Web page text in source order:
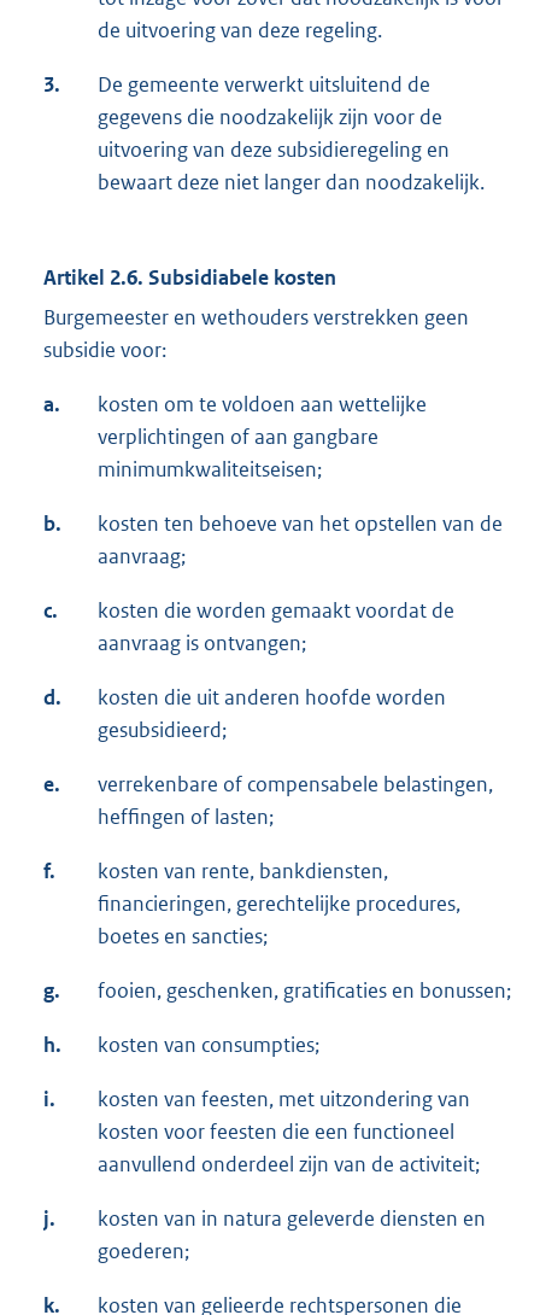
de uitvoering van deze regeling.
3.
De gemeente verwerkt uitsluitend de
gegevens die noodzakelijk zijn voor de
uitvoering van deze subsidieregeling en
bewaart deze niet langer dan noodzakelijk.
Artikel 2.6. Subsidiabele kosten
Burgemeester en wethouders verstrekken geen
subsidie voor:
a.
kosten om te voldoen aan wettelijke
verplichtingen of aan gangbare
minimumkwaliteitseisen;
b.
kosten ten behoeve van het opstellen van de
aanvraag;
c.
kosten die worden gemaakt voordat de
aanvraag is ontvangen;
d.
kosten die uit anderen hoofde worden
gesubsidieerd;
e.
verrekenbare of compensabele belastingen,
heffingen of lasten;
f.
kosten van rente, bankdiensten,
financieringen, gerechtelijke procedures,
boetes en sancties;
g. fooien, geschenken, gratificaties en bonussen;
h. kosten van consumpties;
i.
kosten van feesten, met uitzondering van
kosten voor feesten die een functioneel
aanvullend onderdeel zijn van de activiteit;
j.
kosten van in natura geleverde diensten en
goederen;
k.
kosten van gelieerde rechtspersonen die